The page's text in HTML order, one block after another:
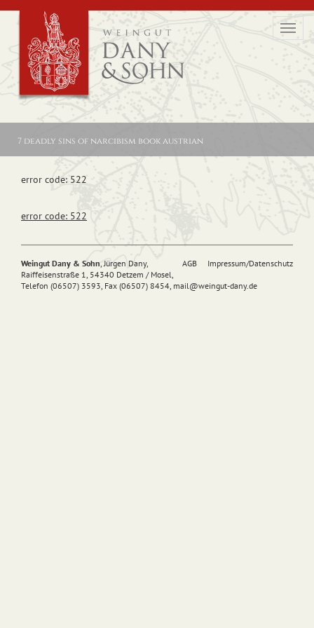
7 deadly sins of narcibism book austrian
error code: 522
error code: 522
AGB Impressum/Datenschutz
Weingut Dany & Sohn, Jürgen Dany,
Raiffeisenstraße 1, 54340 Detzem / Mosel,
Telefon (06507) 3593, Fax (06507) 8454, mail@weingut-dany.de